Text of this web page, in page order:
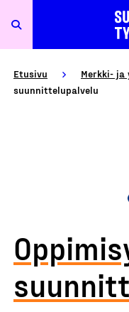
Etusivu Merkki- ja
suunnittelupalvelu